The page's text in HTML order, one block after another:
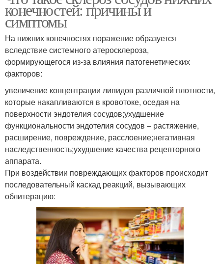
конечностей: причины и
симптомы
На нижних конечностях поражение образуется
вследствие системного атеросклероза,
формирующегося из-за влияния патогенетических
факторов:
увеличение концентрации липидов различной плотности,
которые накапливаются в кровотоке, оседая на
поверхности эндотелия сосудов;ухудшение
функциональности эндотелия сосудов – растяжение,
расширение, повреждение, расслоение;негативная
наследственность;ухудшение качества рецепторного
аппарата.
При воздействии повреждающих факторов происходит
последовательный каскад реакций, вызывающих
облитерацию: